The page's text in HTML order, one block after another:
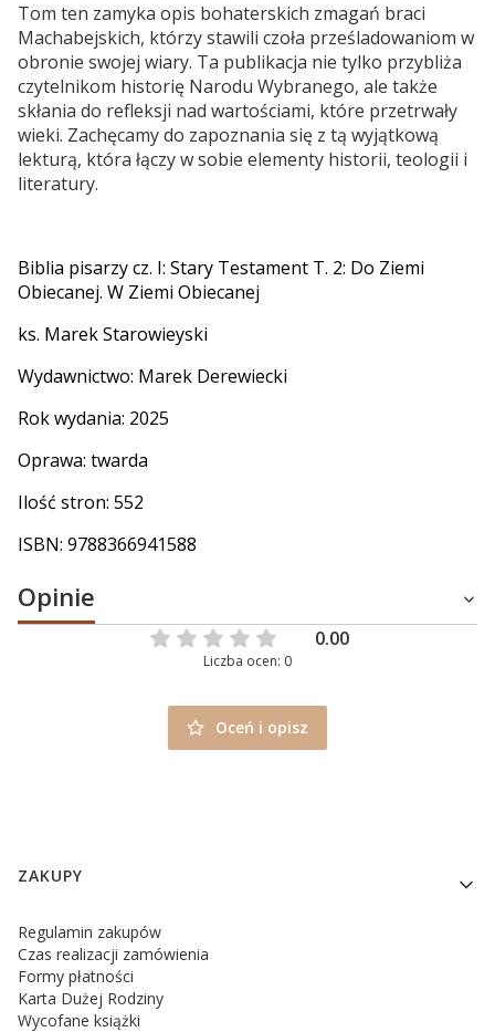
Tom ten zamyka opis bohaterskich zmagań braci
Machabejskich, którzy stawili czoła prześladowaniom w
obronie swojej wiary. Ta publikacja nie tylko przybliża
czytelnikom historię Narodu Wybranego, ale także
skłania do refleksji nad wartościami, które przetrwały
wieki. Zachęcamy do zapoznania się z tą wyjątkową
lekturą, która łączy w sobie elementy historii, teologii i
literatury.
Biblia pisarzy cz. I: Stary Testament T. 2: Do Ziemi
Obiecanej. W Ziemi Obiecanej
ks. Marek Starowieyski
Wydawnictwo: Marek Derewiecki
Rok wydania: 2025
Oprawa: twarda
Ilość stron: 552
ISBN: 9788366941588
Opinie
0.00
Liczba ocen: 0
Oceń i opisz
Linki w stopce
ZAKUPY
Regulamin zakupów
Czas realizacji zamówienia
Formy płatności
Karta Dużej Rodziny
Wycofane książki